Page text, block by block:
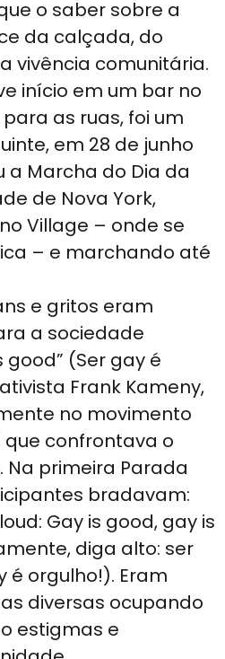
o saber sobre a
da calçada, do
vivência comunitária.
início em um bar no
as ruas, foi um
em 28 de junho
a Marcha do Dia da
de Nova York,
Village – onde se
– e marchando até
e gritos eram
a sociedade
good” (Ser gay é
Frank Kameny,
no movimento
que confrontava o
primeira Parada
bradavam:
Gay is good, gay is
diga alto: ser
é orgulho!). Eram
diversas ocupando
estigmas e